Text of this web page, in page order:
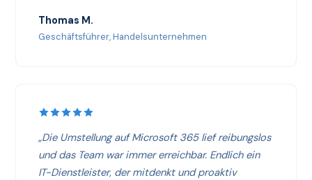
Thomas M.
Geschäftsführer, Handelsunternehmen
„Die Umstellung auf Microsoft 365 lief reibungslos
und das Team war immer erreichbar. Endlich ein
IT-Dienstleister, der mitdenkt und proaktiv